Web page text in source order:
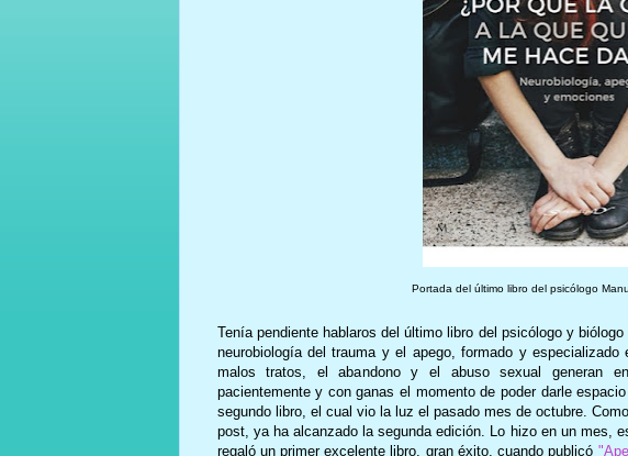
Portada del último libro del psicólogo
Tenía pendiente hablaros del último libro del psicólogo y biólogo
neurobiología del trauma y el apego, formado y
malos tratos, el abandono y el abuso sexual generan
pacientemente y con ganas el momento de poder darle
segundo libro, el cual vio la luz el pasado mes de octubre.
post, ya ha alcanzado la segunda edición. Lo hizo en un mes,
regaló un primer excelente libro, gran éxito, cuando publicó